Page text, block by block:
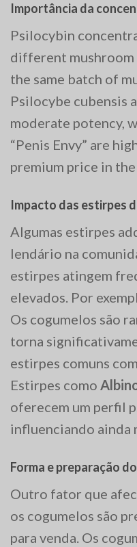
Importância da
Psilocybin
different mushroom
the same batch of
Psilocybe cubensis
moderate potency,
“Penis Envy” are
premium price in
Impacto das estirpes
Algumas estirpes
lendário na
estirpes atingem
elevados. Por
Os cogumelos são
torna
estirpes comuns
Estirpes como
oferecem um perfil
influenciando ainda
Forma e preparação
Outro fator que
os cogumelos são
para venda. Os